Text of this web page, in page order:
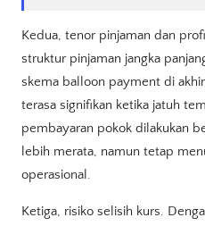
Kedua, tenor pinjaman dan
struktur pinjaman jangka
skema balloon payment di
terasa signifikan ketika jatuh
pembayaran pokok dilakukan
lebih merata, namun tetap
operasional.
Ketiga, risiko selisih kurs.